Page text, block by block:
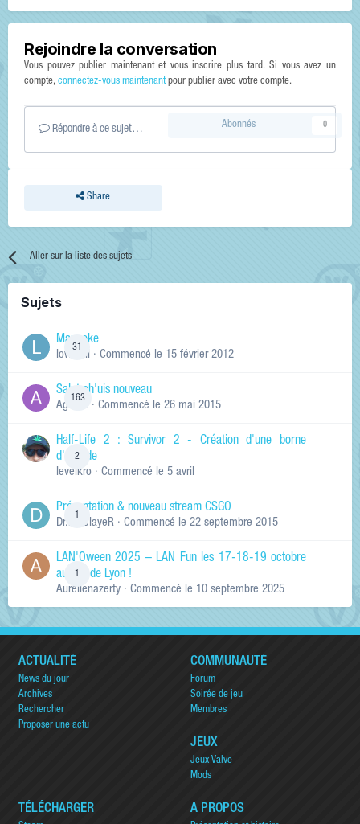
Rejoindre la conversation
Vous pouvez publier maintenant et vous inscrire plus tard. Si vous avez un
compte, connectez-vous maintenantpour publier avec votre compte.
Répondre à ce sujet…
Share
Abonnés 0
Aller sur la liste des sujets
Sujets
31
Manneke
lowskill · Commencé le 15 février 2012
163
Salut ch'uis nouveau
Ag0Nie · Commencé le 26 mai 2015
2
Half-Life 2 : Survivor 2 - Création d'une borne
d'arcade
levelkro · Commencé le 5 avril
1
Présentation & nouveau stream CSGO
Dr.KinSlayeR · Commencé le 22 septembre 2015
1
LAN'Oween 2025 – LAN Fun les 17-18-19 octobre
au sud de Lyon !
Aurelienazerty · Commencé le 10 septembre 2025
ACTUALITÉ
News du jour
Archives
Rechercher
Proposer une actu
COMMUNAUTÉ
Forum
Soirée de jeu
Membres
JEUX
Jeux Valve
Mods
TÉLÉCHARGER A PROPOS